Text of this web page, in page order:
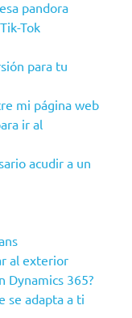
pandora
Tok
para tu
mi página web
ir al
acudir a un
al exterior
Dynamics 365?
se adapta a ti